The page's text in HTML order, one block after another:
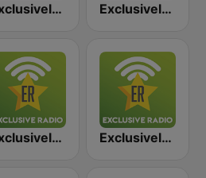
Exclusively Metallica Exclusively Scorpions
Exclusively Iron Maiden Exclusively Black Sabbath